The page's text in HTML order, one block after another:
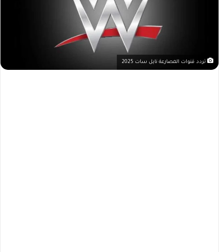
تردد قنوات المصارعة نايل سات 2025